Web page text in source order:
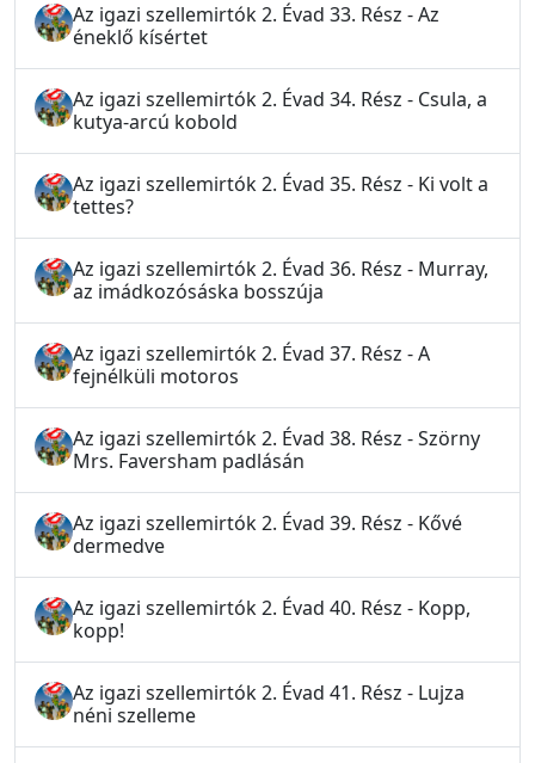
Az igazi szellemirtók 2. Évad 33. Rész - Az
éneklő kísértet
Az igazi szellemirtók 2. Évad 34. Rész - Csula, a
kutya-arcú kobold
Az igazi szellemirtók 2. Évad 35. Rész - Ki volt a
tettes?
Az igazi szellemirtók 2. Évad 36. Rész - Murray,
az imádkozósáska bosszúja
Az igazi szellemirtók 2. Évad 37. Rész - A
fejnélküli motoros
Az igazi szellemirtók 2. Évad 38. Rész - Szörny
Mrs. Faversham padlásán
Az igazi szellemirtók 2. Évad 39. Rész - Kővé
dermedve
Az igazi szellemirtók 2. Évad 40. Rész - Kopp,
kopp!
Az igazi szellemirtók 2. Évad 41. Rész - Lujza
néni szelleme